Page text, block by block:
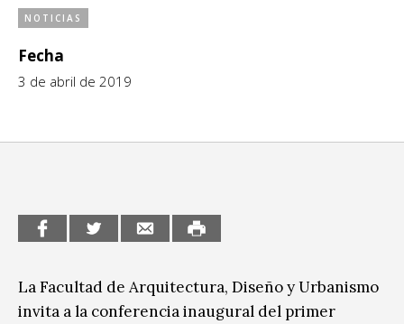
CCE en el interior/libros
Espacio itinerante de lectura infantil
Exposiciones
Formación
Infantil y Juvenil
Medio Ambiente
Sin categoría
NOTICIAS
Fecha
3 de abril de 2019
La Facultad de Arquitectura, Diseño y Urbanismo
invita a la conferencia inaugural del primer